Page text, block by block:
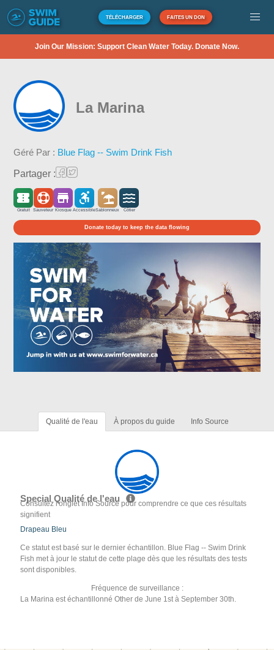
TÉLÉCHARGER FAITES UN DON
Join Our Mission: Support Clean Water Today. Donate Now.
La Marina
Géré Par : Blue Flag -- Swim Drink Fish
Partager :
Gratuit Sauveteur Kiosque AccessibleSablonneux Côtier
Donate today to keep the data flowing
Qualité de l'eau À propos du guide Info Source
Special Qualité de l'eau
Consultez l'onglet Info Source pour comprendre ce que ces résultats
signifient
Drapeau Bleu
Ce statut est basé sur le dernier échantillon. Blue Flag -- Swim Drink
Fish met à jour le statut de cette plage dès que les résultats des tests
sont disponibles.
Fréquence de surveillance :
La Marina est échantillonné Other de June 1st à September 30th.